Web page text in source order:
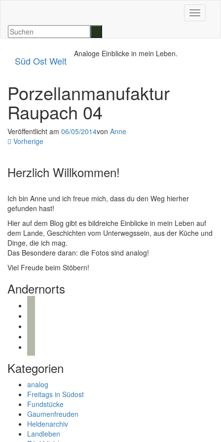
Süd Ost Welt
Analoge Einblicke in mein Leben.
Porzellanmanufaktur
Raupach 04
Veröffentlicht am 06/05/2014von Anne
Vorherige
Herzlich Willkommen!
Ich bin Anne und ich freue mich, dass du den Weg hierher
gefunden hast!
Hier auf dem Blog gibt es bildreiche Einblicke in mein Leben auf
dem Lande, Geschichten vom Unterwegssein, aus der Küche und
Dinge, die ich mag.
Das Besondere daran: die Fotos sind analog!
Viel Freude beim Stöbern!
Andernorts
Kategorien
analog
Freitags in Südost
Fundstücke
Gaumenfreuden
Heldenarchiv
Landleben